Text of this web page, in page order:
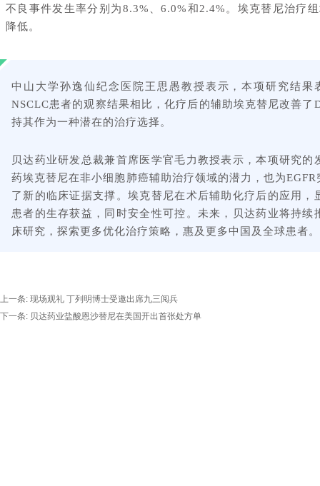
不良事件发生率分别为8.3%、6.0%和2.4%。埃克替尼治疗
降低。
中山大学孙逸仙纪念医院王思愚教授表示，本项研究结
NSCLC患者的观察结果相比，化疗后的辅助埃克替尼改善了
持其作为一种潜在的治疗选择。
贝达药业研发总裁兼首席医学官毛力教授表示，本项研究
药埃克替尼在非小细胞肺癌辅助治疗领域的潜力，也为
了新的临床证据支撑。埃克替尼在术后辅助化疗后的应用
患者的生存获益，同时安全性可控。未来，贝达药业将持
床研究，探索更多优化治疗策略，惠及更多中国及全球患者。
上一条: 现场观礼 丁列明博士受邀出席九三阅兵
下一条: 贝达药业盐酸恩沙替尼在美国开出首张处方单